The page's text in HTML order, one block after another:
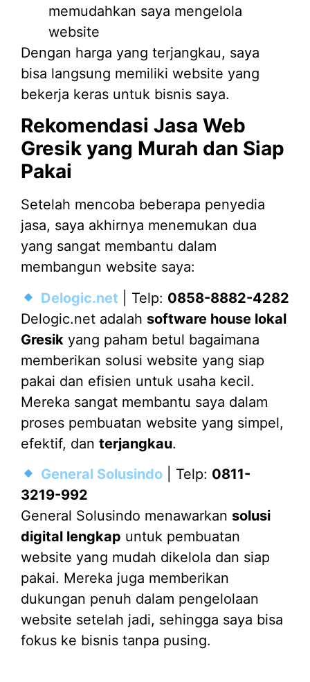
memudahkan saya mengelola
website
Dengan harga yang terjangkau, saya
bisa langsung memiliki website yang
bekerja keras untuk bisnis saya.
Rekomendasi Jasa Web
Gresik yang Murah dan Siap
Pakai
Setelah mencoba beberapa penyedia
jasa, saya akhirnya menemukan dua
yang sangat membantu dalam
membangun website saya:
Delogic.net | Telp: 0858-8882-4282
Delogic.net adalah software house lokal
Gresik yang paham betul bagaimana
memberikan solusi website yang siap
pakai dan efisien untuk usaha kecil.
Mereka sangat membantu saya dalam
proses pembuatan website yang simpel,
efektif, dan terjangkau.
General Solusindo| Telp: 0811-
3219-992
General Solusindo menawarkan solusi
digital lengkap untuk pembuatan
website yang mudah dikelola dan siap
pakai. Mereka juga memberikan
dukungan penuh dalam pengelolaan
website setelah jadi, sehingga saya bisa
fokus ke bisnis tanpa pusing.